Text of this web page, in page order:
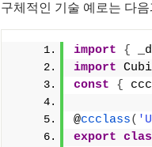
구체적인 기술 예로는 다
import {
import
const
{
@ccclass(
export